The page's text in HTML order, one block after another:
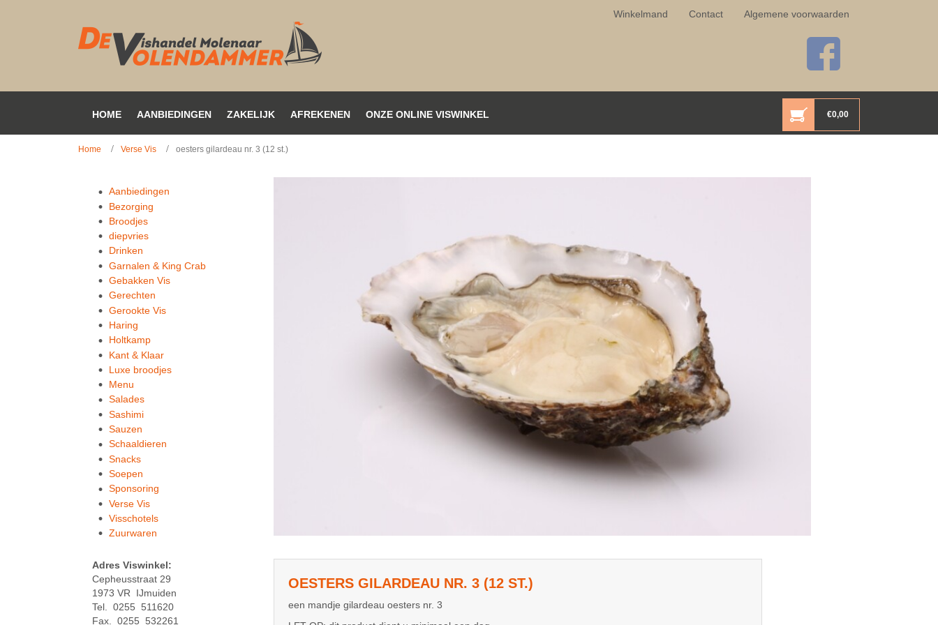
Winkelmand Contact Algemene voorwaarden
HOME AANBIEDINGEN ZAKELIJK AFREKENEN ONZE ONLINE VISWINKEL €0,00
Home Verse Vis oesters gilardeau nr. 3 (12 st.)
Aanbiedingen
Bezorging
Broodjes
diepvries
Drinken
Garnalen & King Crab
Gebakken Vis
Gerechten
Gerookte Vis
Haring
Holtkamp
Kant & Klaar
Luxe broodjes
Menu
Salades
Sashimi
Sauzen
Schaaldieren
Snacks
Soepen
Sponsoring
Verse Vis
Visschotels
Zuurwaren
Adres Viswinkel:
Cepheusstraat 29
1973 VR IJmuiden
Tel. 0255 511620
Fax. 0255 532261
OESTERS GILARDEAU NR. 3 (12 ST.)
een mandje gilardeau oesters nr. 3